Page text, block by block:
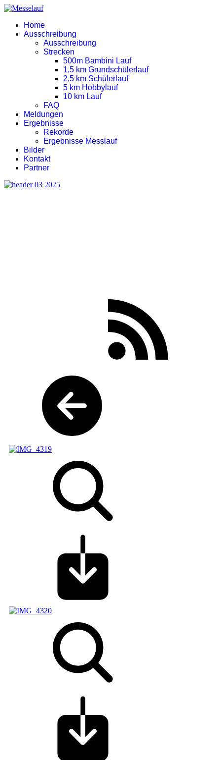
Home
Ausschreibung
Ausschreibung
Strecken
500m Bambini Lauf
1,5 km Grundschülerlauf
2,5 km Schülerlauf
5 km Hobbylauf
10 km Lauf
FAQ
Meldungen
Ergebnisse
Rekorde
Ergebnisse Messlauf
Bilder
Kontakt
Partner